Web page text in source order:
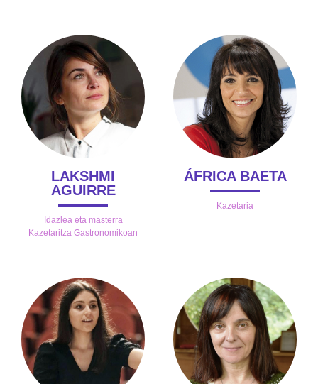
LAKSHMI
AGUIRRE
Idazlea eta masterra
Kazetaritza Gastronomikoan
ÁFRICA BAETA
Kazetaria